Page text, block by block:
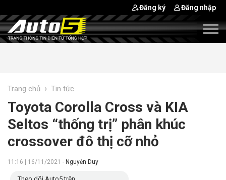
Đăng ký Đăng nhập
Trang chủ › Tin tức
Toyota Corolla Cross và KIA
Seltos “thống trị” phân khúc
crossover đô thị cỡ nhỏ
11:16 | 16/11/2021 - Nguyễn Duy